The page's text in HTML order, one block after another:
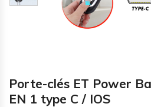
Porte-clés ET Power
EN 1 type C / IOS